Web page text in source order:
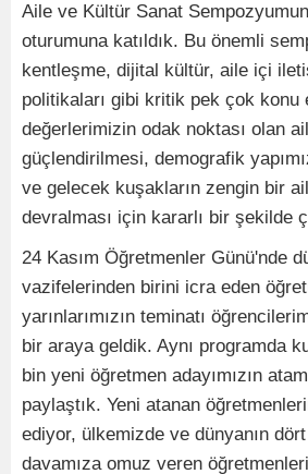
Aile ve Kültür Sanat
oturumuna katıldık. Bu önemli
kentleşme, dijital kültür, aile içi
politikaları gibi kritik pek çok konu
değerlerimizin odak noktası olan
güçlendirilmesi, demografik
ve gelecek kuşakların zengin bir
devralması için kararlı bir şekilde
24 Kasım Öğretmenler Günü'nde
vazifelerinden birini icra eden
yarınlarımızın teminatı
bir araya geldik. Aynı programda
bin yeni öğretmen adayımızın
paylaştık. Yeni atanan
ediyor, ülkemizde ve dünyanın
davamıza omuz veren